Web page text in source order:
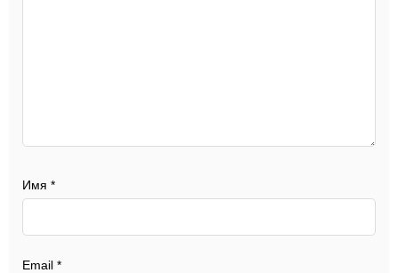
Имя *
Email *